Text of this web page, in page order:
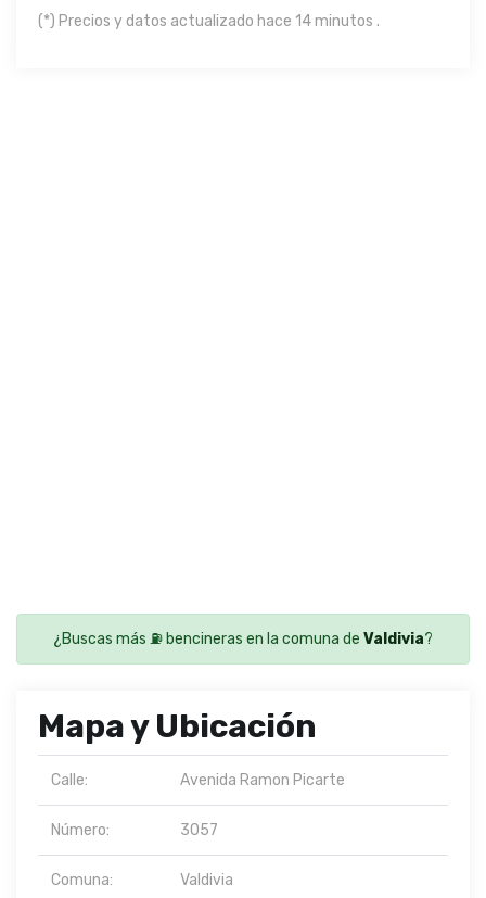
(*) Precios y datos actualizado hace 14 minutos .
¿Buscas más ⛽ bencineras en la comuna de Valdivia?
Mapa y Ubicación
Calle: Avenida Ramon Picarte
Número: 3057
Comuna: Valdivia